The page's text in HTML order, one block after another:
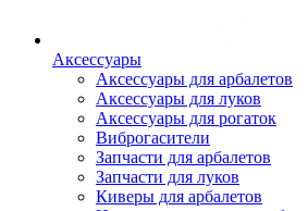
Аксессуары
Аксессуары для арбалетов
Аксессуары для луков
Аксессуары для рогаток
Виброгасители
Запчасти для арбалетов
Запчасти для луков
Киверы для арбалетов